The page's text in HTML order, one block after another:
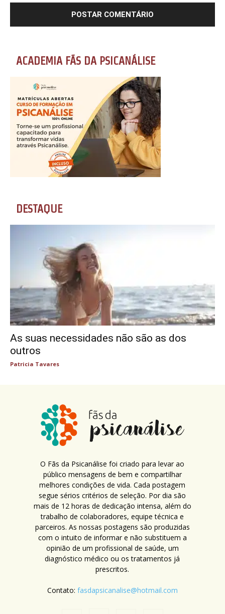
ACADEMIA FÃS DA PSICANÁLISE
DESTAQUE
As suas necessidades não são as dos
outros
Patricia Tavares
O Fãs da Psicanálise foi criado para levar ao
público mensagens de bem e compartilhar
melhores condições de vida. Cada postagem
segue sérios critérios de seleção. Por dia são
mais de 12 horas de dedicação intensa, além do
trabalho de colaboradores, equipe técnica e
parceiros. As nossas postagens são produzidas
com o intuito de informar e não substituem a
opinião de um profissional de saúde, um
diagnóstico médico ou os tratamentos já
prescritos.
Contato: fasdapsicanalise@hotmail.com